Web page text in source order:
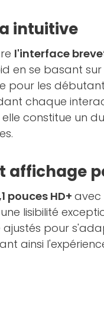
intuitive
l'interface
en se basant
pour les
chaque
constitue un
affichage
pouces HD+avec
lisibilité
ajustés pour
ainsi